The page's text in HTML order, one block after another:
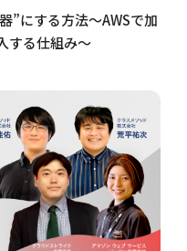
”にする方法〜AWSで加
する仕組み〜